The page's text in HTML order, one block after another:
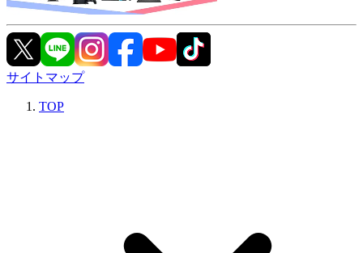
サイトマップ
TOP